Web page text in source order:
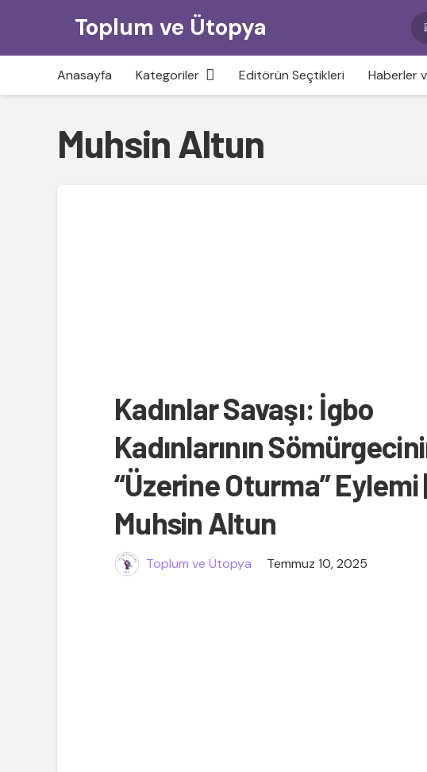
Toplum ve Ütopya
Anasayfa Kategoriler Editörün Seçtikleri Haberler
Muhsin Altun
Kadınlar Savaşı: İgbo
Kadınlarının
“Üzerine Oturma” Eylemi
Muhsin Altun
Toplum ve Ütopya Temmuz 10, 2025